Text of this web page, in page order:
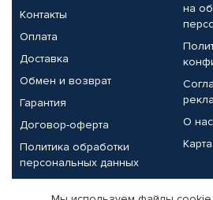
Контакты
Оплата
Доставка
Обмен и возврат
Гарантия
Договор-оферта
Политика обработки
персональных данных
на
О нас